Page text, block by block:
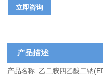
立即咨询
产品描述
产品名称: 乙二胺四乙酸二钠